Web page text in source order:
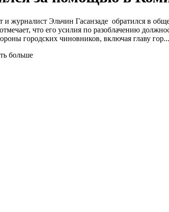
Эльчин Гасанзаде обратился в
что его усилия по разоблачению
городских чиновников, включая главу гор...
больше